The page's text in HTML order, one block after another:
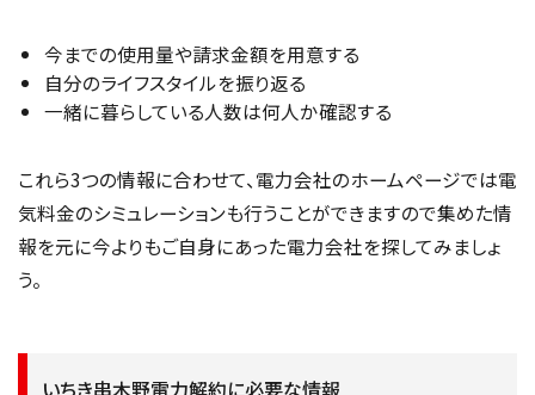
今までの使用量や請求金額を用意する
自分のライフスタイルを振り返る
一緒に暮らしている人数は何人か確認する
これら3つの情報に合わせて、電力会社のホームページでは電
気料金のシミュレーションも行うことができますので集めた情
報を元に今よりもご自身にあった電力会社を探してみましょ
う。
いちき串木野電力解約に必要な情報